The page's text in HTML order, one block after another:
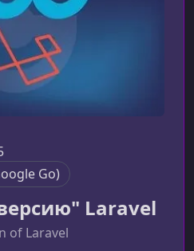
Go)
Laravel
of Laravel